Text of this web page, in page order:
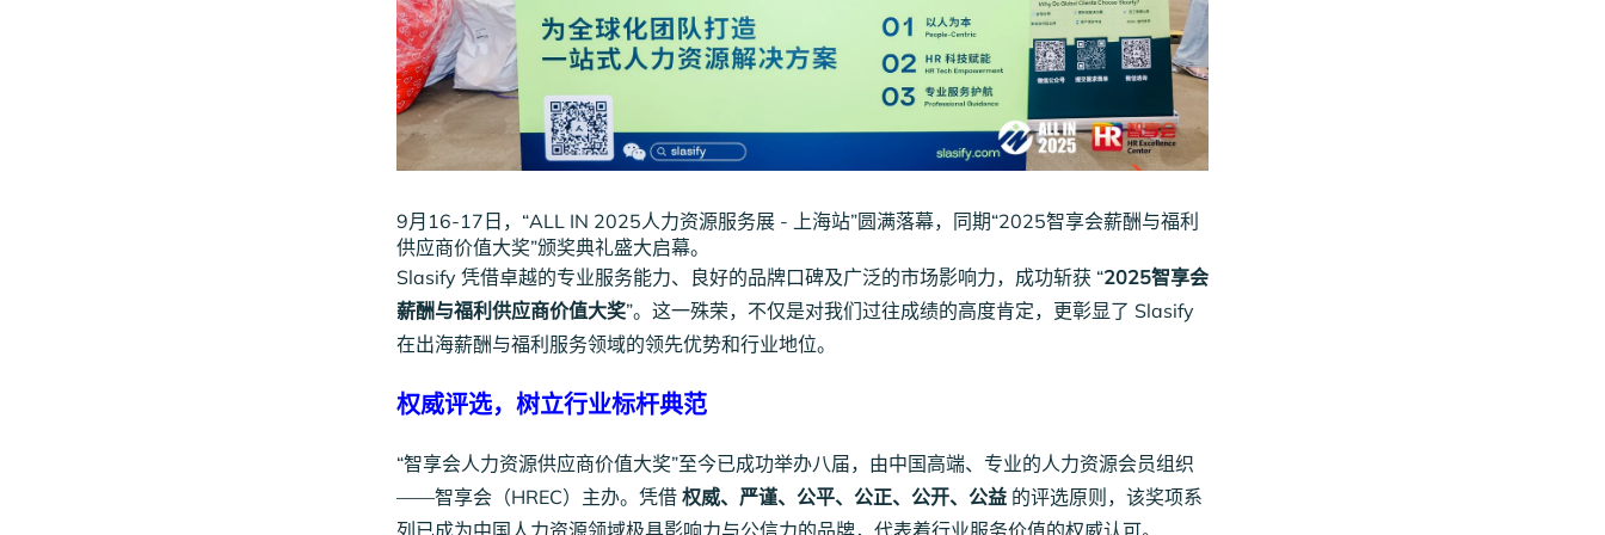
9月16-17日，“ALL IN 2025人力资源服务展 - 上海站”圆满落幕，同期“2025智享会薪酬与福利
供应商价值大奖”颁奖典礼盛大启幕。
Slasify 凭借卓越的专业服务能力、良好的品牌口碑及广泛的市场影响力，成功斩获 “2025智享会
薪酬与福利供应商价值大奖”。这一殊荣，不仅是对我们过往成绩的高度肯定，更彰显了 Slasify
在出海薪酬与福利服务领域的领先优势和行业地位。
权威评选，树立行业标杆典范
“智享会人力资源供应商价值大奖”至今已成功举办八届，由中国高端、专业的人力资源会员组织
——智享会（HREC）主办。凭借 权威、严谨、公平、公正、公开、公益 的评选原则，该奖项系